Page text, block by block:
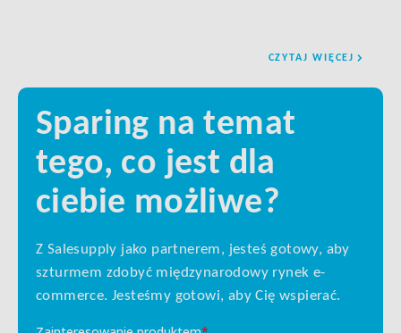
CZYTAJ WIĘCEJ
Sparing na temat
tego, co jest dla
ciebie możliwe?
Z Salesupply jako partnerem, jesteś gotowy, aby
szturmem zdobyć międzynarodowy rynek e-
commerce. Jesteśmy gotowi, aby Cię wspierać.